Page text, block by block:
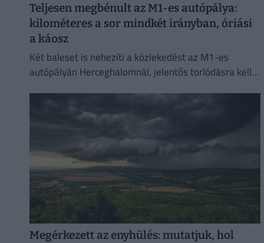
Teljesen megbénult az M1-es autópálya:
kilométeres a sor mindkét irányban, óriási
a káosz
Két baleset is nehezíti a közlekedést az M1-es
autópályán Herceghalomnál, jelentős torlódásra kell
Megérkezett az enyhülés: mutatjuk, hol